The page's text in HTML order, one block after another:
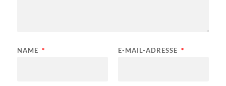
NAME * E-MAIL-ADRESSE *